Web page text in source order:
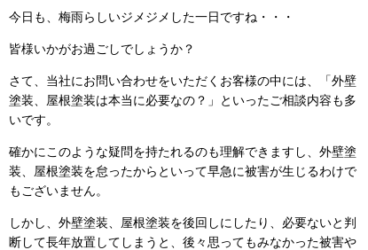
今日も、梅雨らしいジメジメした一日ですね・・・
皆様いかがお過ごしでしょうか？
さて、当社にお問い合わせをいただくお客様の中には、「外壁
塗装、屋根塗装は本当に必要なの？」といったご相談内容も多
いです。
確かにこのような疑問を持たれるのも理解できますし、外壁塗
装、屋根塗装を怠ったからといって早急に被害が生じるわけで
もございません。
しかし、外壁塗装、屋根塗装を後回しにしたり、必要ないと判
断して長年放置してしまうと、後々思ってもみなかった被害や